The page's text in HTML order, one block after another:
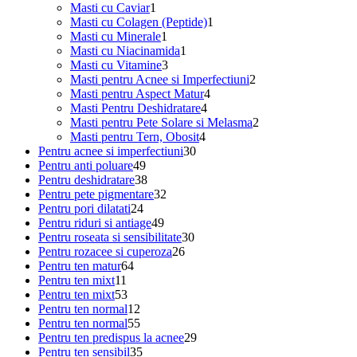
Masti cu Caviar1
produs
Masti cu Colagen (Peptide)1
Masti cu Minerale1
produs
Masti cu Niacinamida1
Masti cu Vitamine33
produse
Masti pentru Acnee si Imperfectiuni2
Masti pentru Aspect Matur44
Masti Pentru Deshidratare44
produse
Masti pentru Pete Solare si Melasma2
Masti pentru Tern, Obosit44
Pentru acnee si imperfectiuni3030
Pentru anti poluare4949
de
produse
Pentru deshidratare3838
de
Pentru pete pigmentare32
Pentru pori dilatati2424
de
produse
Pentru riduri si antiage4949
de
produse
Pentru roseata si sensibilitate3030
Pentru rozacee si cuperoza2626
Pentru ten matur6464
Pentru ten mixt11
produse
Pentru ten mixt5353
de
produse
Pentru ten normal12
produse
Pentru ten normal5555
de
produse
Pentru ten predispus la acnee2929
Pentru ten sensibil3535